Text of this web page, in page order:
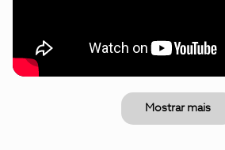
Mostrar mais